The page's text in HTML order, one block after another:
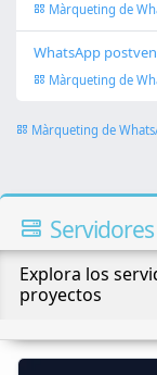
Màrqueting de
WhatsApp
Màrqueting de
Màrqueting de
Explora los
proyectos